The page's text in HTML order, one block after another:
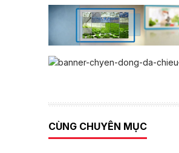
CÙNG CHUYÊN MỤC